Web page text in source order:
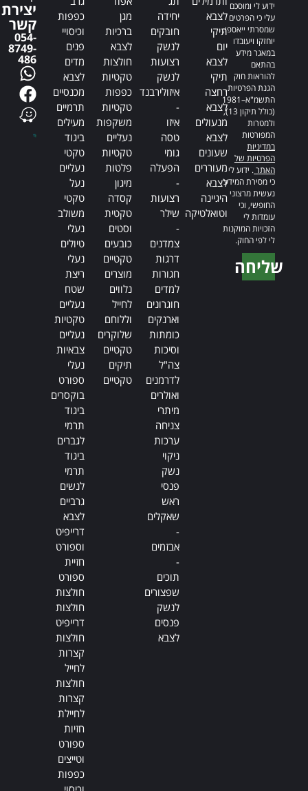
ידוע לי ומוסכם
עלי כי הפרטים
שמסרתי ייאספו,
יוחזקו ויעובדו
במאגר מידע
בהתאם
להוראות חוק
הגנת הפרטיות,
התשמ"א–1981
(כולל תיקון 13),
ולמטרות
המפורטות
במדיניות
הפרטיות של
האתר. ידוע לי
כי מסירת המידע
נעשית מרצוני
החופשי, וכי
עומדות לי
הזכויות המוקנות
לי לפי החוק.
שליחה
לצבא
תיקי
יום
לצבא
תיקי
רחצה
לצבא
מנעולים
לצבא
שעונים
מעוררים
לצבא
היגיינה
וטואלטיקה
יחידה
חובקים
לנשק
רצועות
לנשק
איזולירבנד
-
איזו
טסה
גומי
הפעלה
-
רצועות
שילר
-
צמדנים
דרגות
חגורות
למדים
חוגרונים
וארנקים
כומתות
וסיכות
צה"ל
לדרמנים
ואולרים
מיתרי
צניחה
ערכות
ניקוי
נשק
פנסי
ראש
שאקלים
-
אבזמים
-
תוכים
שפצורים
לנשק
פנסים
לצבא
מגן
ברכיות
לצבא
חולצות
טקטיות
כפפות
טקטיות
משקפות
נעליים
טקטיות
פלטות
מיגון
קסדה
טקטית
וסטים
כובעים
טקטיים
מוצרים
נלווים
לחייל
וללוחם
שלוקרים
טקטיים
תיקים
טקטיים
כפפות
וכיסויי
פנים
מדים
לצבא
מכנסיים
תרמיים
מעילים
ביגוד
טקטי
נעליים
נעל
טקטי
משולב
נעלי
טיולים
נעלי
ריצת
שטח
נעליים
טקטיות
נעליים
צבאיות
נעלי
ספורט
בוקסרים
ביגוד
תרמי
לגברים
ביגוד
תרמי
לנשים
גרביים
לצבא
דרייפיט
וספורט
חזיית
ספורט
חולצות
חולצות
דרייפיט
חולצות
קצרות
לחייל
חולצות
קצרות
לחיילת
חזיות
ספורט
וטייצים
כפפות
יצירת
קשר
054-
8749-
486